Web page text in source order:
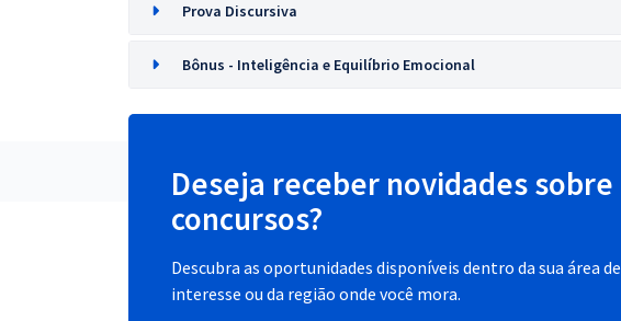
Prova Discursiva
Bônus - Inteligência e Equilíbrio Emocional
Deseja receber novidades sobre
concursos?
Descubra as oportunidades disponíveis dentro da sua área de
interesse ou da região onde você mora.